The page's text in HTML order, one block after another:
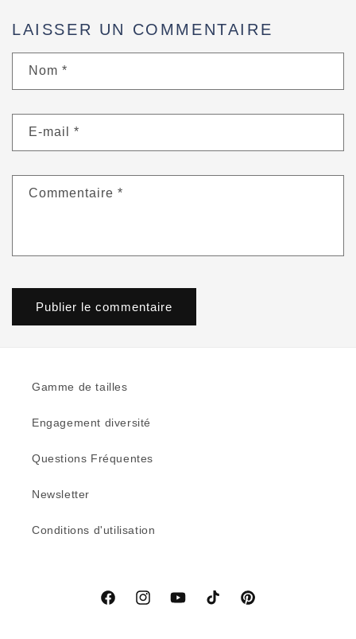
LAISSER UN COMMENTAIRE
Nom *
E-mail *
Commentaire *
Gamme de tailles
Engagement diversité
Questions Fréquentes
Newsletter
Conditions d'utilisation
FacebookInstagramYouTubeTikTok Pinterest